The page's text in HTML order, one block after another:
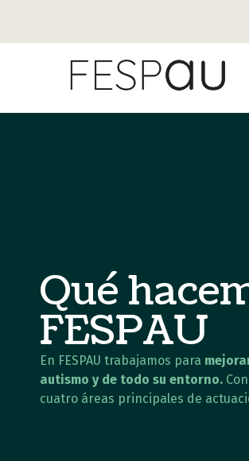
Qué
FESPAU
En FESPAU trabajamos para
autismo y de todo su entorno.
cuatro áreas principales de